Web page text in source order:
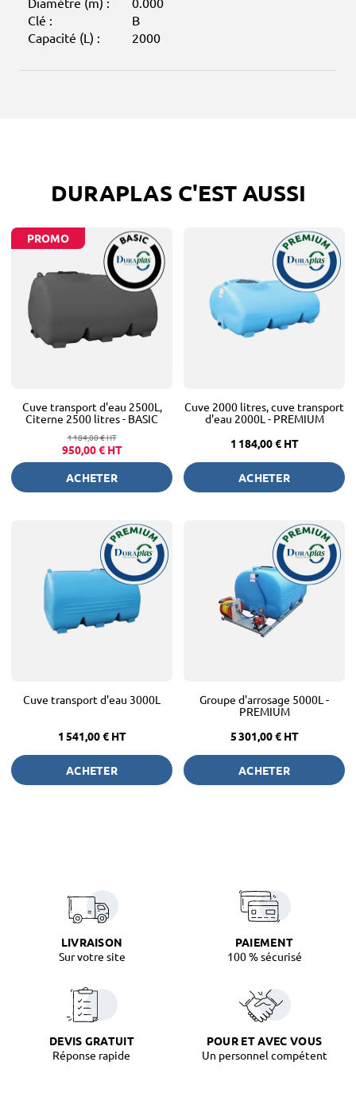
Clé :
B
Capacité (L) :
2000
DURAPLAS C'EST AUSSI
PROMO
Cuve transport d'eau 2500L,
Citerne 2500 litres - BASIC
1 184,00 €HT
950,00 € HT
ACHETER
Cuve 2000 litres, cuve transport
d'eau 2000L - PREMIUM
1 184,00 € HT
ACHETER
Cuve transport d'eau 3000L
1 541,00 € HT
ACHETER
Groupe d'arrosage 5000L -
PREMIUM
5 301,00 € HT
ACHETER
LIVRAISON
Sur votre site
PAIEMENT
100 % sécurisé
DEVIS GRATUIT
Réponse rapide
POUR ET AVEC VOUS
Un personnel compétent